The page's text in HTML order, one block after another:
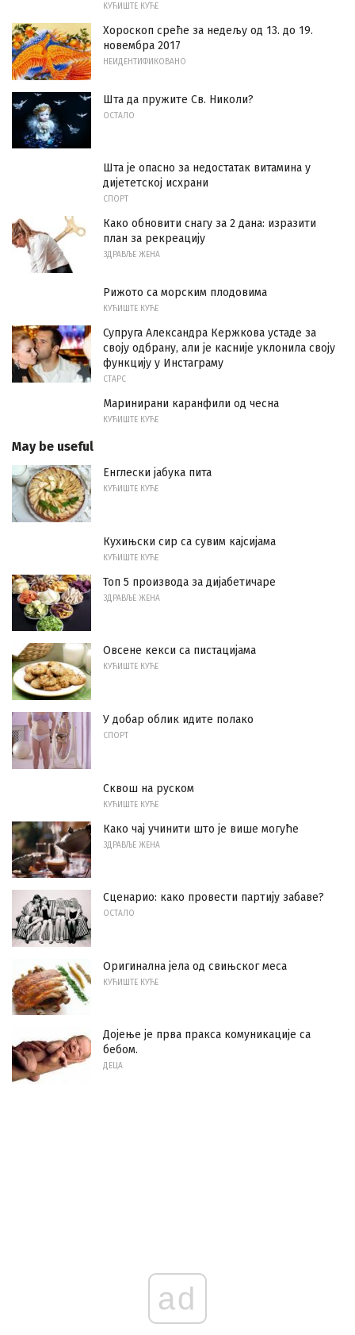
КУЋИШТЕ КУЋЕ
Хороскоп среће за недељу од 13. до 19.
новембра 2017
НЕИДЕНТИФИКОВАНО
Шта да пружите Св. Николи?
ОСТАЛО
Шта је опасно за недостатак витамина у
дијететској исхрани
СПОРТ
Како обновити снагу за 2 дана: изразити
план за рекреацију
ЗДРАВЉЕ ЖЕНА
Рижото са морским плодовима
КУЋИШТЕ КУЋЕ
Супруга Александра Кержкова устаде за
своју одбрану, али је касније уклонила своју
функцију у Инстаграму
СТАРС
Маринирани каранфили од чесна
КУЋИШТЕ КУЋЕ
May be useful
Енглески јабука пита
КУЋИШТЕ КУЋЕ
Кухињски сир са сувим кајсијама
КУЋИШТЕ КУЋЕ
Топ 5 производа за дијабетичаре
ЗДРАВЉЕ ЖЕНА
Овсене кекси са пистацијама
КУЋИШТЕ КУЋЕ
У добар облик идите полако
СПОРТ
Сквош на руском
КУЋИШТЕ КУЋЕ
Како чај учинити што је више могуће
ЗДРАВЉЕ ЖЕНА
Сценарио: како провести партију забаве?
ОСТАЛО
Оригинална јела од свињског меса
КУЋИШТЕ КУЋЕ
Дојење је прва пракса комуникације са
бебом.
ДЕЦА
ad